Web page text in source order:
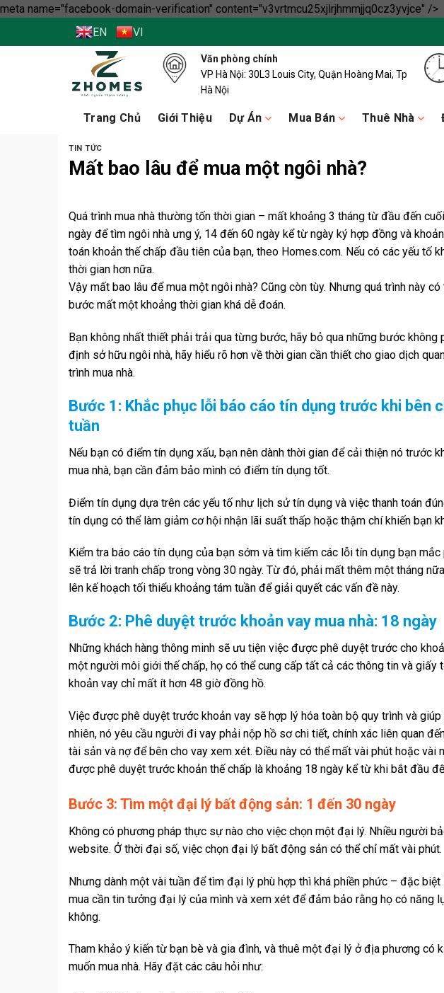
meta name="facebook-domain-verification" content="v3vrtmcu25xjlrjhmmjjq0cz3yvjce" />
EN VI
Văn phòng chính
VP Hà Nội: 30L3 Louis City, Quận Hoàng Mai, Tp
Hà Nội
Trang Chủ Giới Thiệu Dự Án Mua Bán Thuê Nhà
TIN TỨC
Mất bao lâu để mua một ngôi nhà?
Quá trình mua nhà thường tốn thời gian – mất khoảng 3 tháng từ đầu đến
ngày để tìm ngôi nhà ưng ý, 14 đến 60 ngày kể từ ngày ký hợp đồng và
toán khoản thế chấp đầu tiên của bạn, theo Homes.com. Nếu có các yếu tố
thời gian hơn nữa.
Vậy mất bao lâu để mua một ngôi nhà? Cũng còn tùy. Nhưng quá trình này
bước mất một khoảng thời gian khá dễ đoán.
Bạn không nhất thiết phải trải qua từng bước, hãy bỏ qua những bước không
định sở hữu ngôi nhà, hãy hiểu rõ hơn về thời gian cần thiết cho giao dịch
trình mua nhà.
Bước 1: Khắc phục lỗi báo cáo tín dụng trước khi bên
tuần
Nếu bạn có điểm tín dụng xấu, bạn nên dành thời gian để cải thiện nó trước
mua nhà, bạn cần đảm bảo mình có điểm tín dụng tốt.
Điểm tín dụng dựa trên các yếu tố như lịch sử tín dụng và việc thanh toán
tín dụng có thể làm giảm cơ hội nhận lãi suất thấp hoặc thậm chí khiến bạn
Kiểm tra báo cáo tín dụng của bạn sớm và tìm kiếm các lỗi tín dụng bạn
sẽ trả lời tranh chấp trong vòng 30 ngày. Từ đó, phải mất thêm một tháng
lên kế hoạch tối thiểu khoảng tám tuần để giải quyết các vấn đề này.
Bước 2: Phê duyệt trước khoản vay mua nhà: 18 ngày
Những khách hàng thông minh sẽ ưu tiện việc được phê duyệt trước cho
một người môi giới thế chấp, họ có thể cung cấp tất cả các thông tin và giấy
khoản vay chỉ mất ít hơn 48 giờ đồng hồ.
Việc được phê duyệt trước khoản vay sẽ hợp lý hóa toàn bộ quy trình và
nhiên, nó yêu cầu người đi vay phải nộp hồ sơ chi tiết, chính xác liên quan
tài sản và nợ để bên cho vay xem xét. Điều này có thể mất vài phút hoặc vài
được phê duyệt trước khoản thế chấp là khoảng 18 ngày kể từ khi bắt đầu
Bước 3: Tìm một đại lý bất động sản: 1 đến 30 ngày
Không có phương pháp thực sự nào cho việc chọn một đại lý. Nhiều người
website. Ở thời đại số, việc chọn đại lý bất động sản có thể chỉ mất vài phút.
Nhưng dành một vài tuần để tìm đại lý phù hợp thì khá phiền phức – đặc
mua cần tin tưởng đại lý của mình và xem xét để đảm bảo rằng họ có năng
không.
Tham khảo ý kiến từ bạn bè và gia đình, và thuê một đại lý ở địa phương có
muốn mua nhà. Hãy đặt các câu hỏi như: